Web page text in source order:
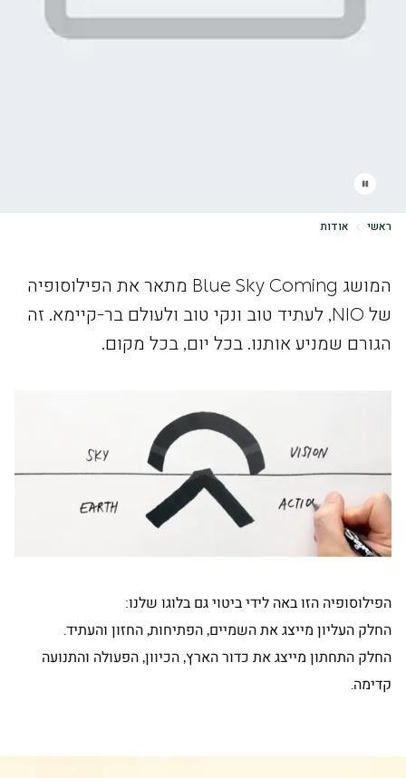
ראשי אודות
המושג Blue Sky Coming מתאר את הפילוסופיה
של NIO, לעתיד טוב ונקי טוב ולעולם בר-קיימא. זה
הגורם שמניע אותנו. בכל יום, בכל מקום.
הפילוסופיה הזו באה לידי ביטוי גם בלוגו שלנו:
החלק העליון מייצג את השמיים, הפתיחות, החזון והעתיד.
החלק התחתון מייצג את כדור הארץ, הכיוון, הפעולה והתנועה
קדימה.